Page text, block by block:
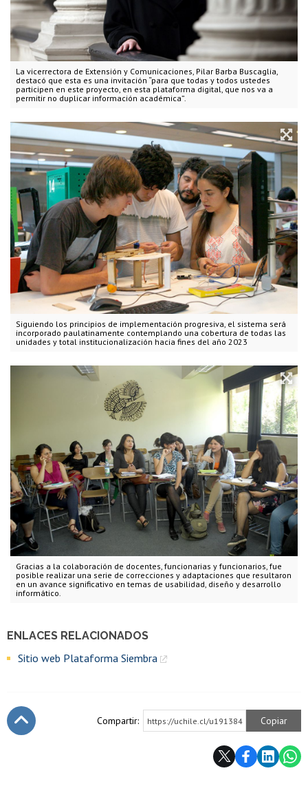
La vicerrectora de Extensión y Comunicaciones, Pilar Barba Buscaglia,
destacó que esta es una invitación “para que todas y todos ustedes
participen en este proyecto, en esta plataforma digital, que nos va a
permitir no duplicar información académica”.
Siguiendo los principios de implementación progresiva, el sistema será
incorporado paulatinamente contemplando una cobertura de todas las
unidades y total institucionalización hacia fines del año 2023
Gracias a la colaboración de docentes, funcionarias y funcionarios, fue
posible realizar una serie de correcciones y adaptaciones que resultaron
en un avance significativo en temas de usabilidad, diseño y desarrollo
informático.
ENLACES RELACIONADOS
Sitio web Plataforma Siembra
Compartir: https://uchile.cl/u191384 Copiar